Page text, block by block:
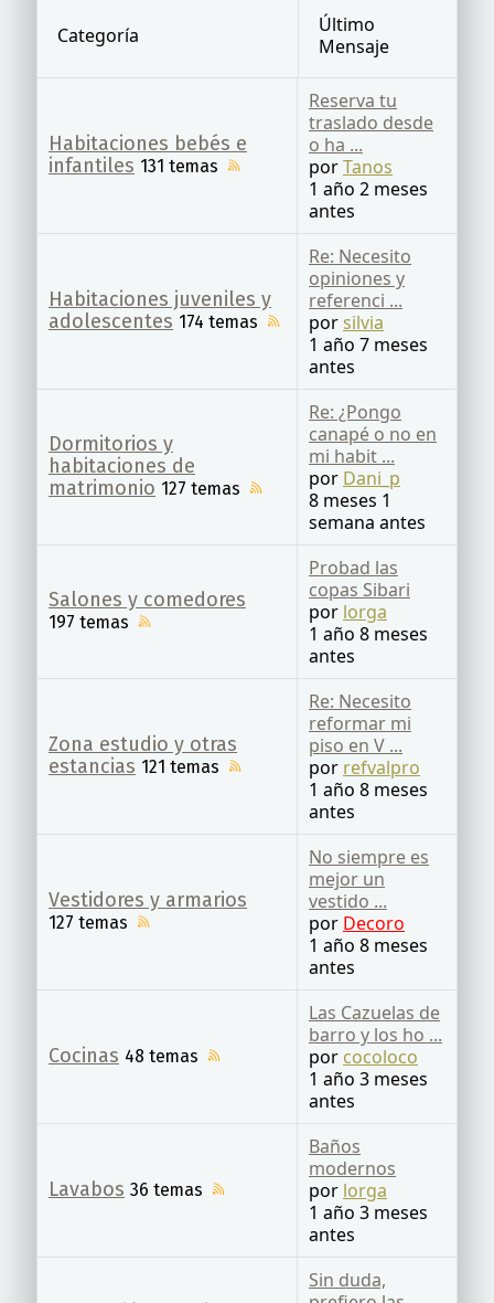
Categoría
Último
Mensaje
Habitaciones bebés e
infantiles 131 temas
Reserva tu
traslado desde
o ha ...
porTanos
1 año 2 meses
antes
Habitaciones juveniles y
adolescentes 174 temas
Re: Necesito
opiniones y
referenci ...
porsilvia
1 año 7 meses
antes
Dormitorios y
habitaciones de
matrimonio 127 temas
Re: ¿Pongo
canapé o no en
mi habit ...
por Dani_p
8 meses 1
semana antes
Salones y comedores
197 temas
Probad las
copas Sibari
por lorga
1 año 8 meses
antes
Zona estudio y otras
estancias 121 temas
Re: Necesito
reformar mi
piso en V ...
por refvalpro
1 año 8 meses
antes
Vestidores y armarios
127 temas
No siempre es
mejor un
vestido ...
por Decoro
1 año 8 meses
antes
Cocinas 48 temas
Las Cazuelas de
barro y los ho ...
por cocoloco
1 año 3 meses
antes
Lavabos 36 temas
Baños
modernos
por lorga
1 año 3 meses
antes
Sin duda,